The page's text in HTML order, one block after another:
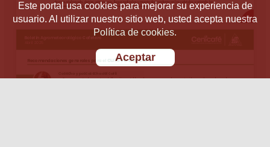
Este portal usa cookies para mejorar su experiencia de
usuario. Al utilizar nuestro sitio web, usted acepta nuestra
Política de cookies.
Aceptar